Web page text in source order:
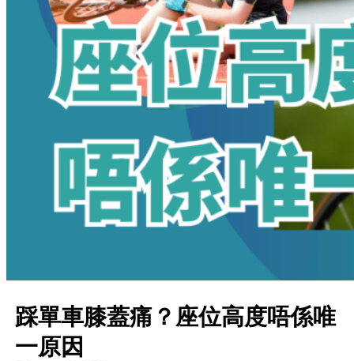
踩單車膝蓋痛？座位高度唔係唯
一原因